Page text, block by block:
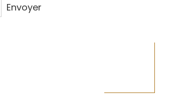
Envoyer